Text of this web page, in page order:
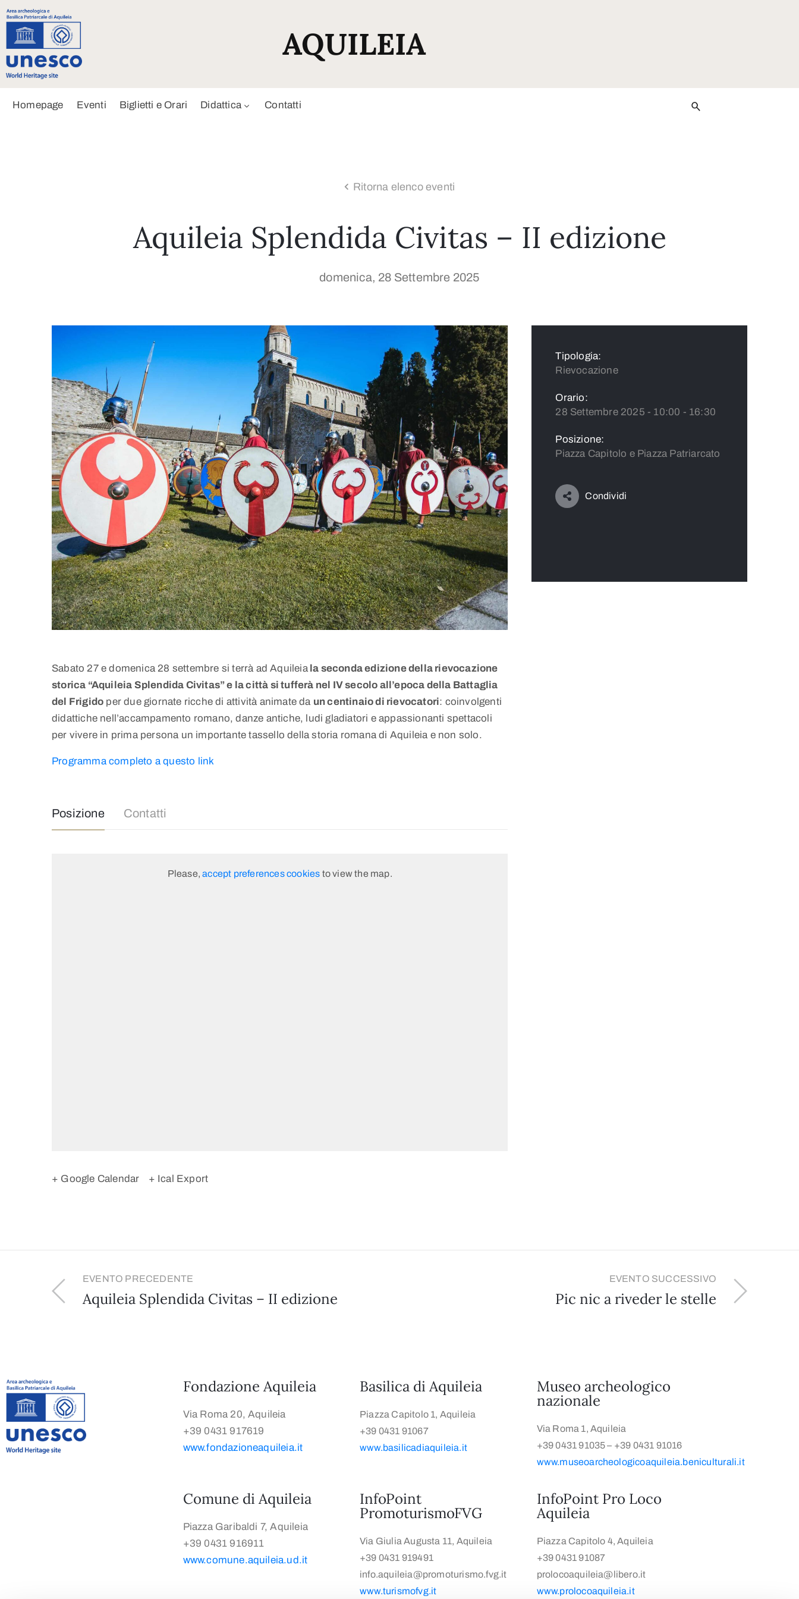
AQUILEIA
Homepage Eventi Biglietti e Orari Didattica Contatti
Ritorna elenco eventi
Aquileia Splendida Civitas – II edizione
domenica, 28 Settembre 2025
Sabato 27 e domenica 28 settembre si terrà ad Aquileiala seconda edizione della rievocazione
storica “Aquileia Splendida Civitas” e la città si tufferà nel IV secolo all’epoca della Battaglia
del Frigido per due giornate ricche di attività animate da un centinaio di rievocatori: coinvolgenti
didattiche nell’accampamento romano, danze antiche, ludi gladiatori e appassionanti spettacoli
per vivere in prima persona un importante tassello della storia romana di Aquileia e non solo.
Programma completo a questo link
Posizione Contatti
Please,accept preferences cookies to view the map.
+ Google Calendar + Ical Export
Tipologia:
Rievocazione
Orario:
28 Settembre 2025 - 10:00 - 16:30
Posizione:
Piazza Capitolo e Piazza Patriarcato
Condividi
EVENTO PRECEDENTE
Aquileia Splendida Civitas – II edizione
EVENTO SUCCESSIVO
Pic nic a riveder le stelle
Fondazione Aquileia
Via Roma 20, Aquileia
+39 0431 917619
www.fondazioneaquileia.it
Basilica di Aquileia
Piazza Capitolo 1, Aquileia
+39 0431 91067
www.basilicadiaquileia.it
Museo archeologico
nazionale
Via Roma 1, Aquileia
+39 0431 91035 – +39 0431 91016
www.museoarcheologicoaquileia.beniculturali.it
Comune di Aquileia
Piazza Garibaldi 7, Aquileia
+39 0431 916911
www.comune.aquileia.ud.it
InfoPoint
PromoturismoFVG
Via Giulia Augusta 11, Aquileia
+39 0431 919491
info.aquileia@promoturismo.fvg.it
www.turismofvg.it
InfoPoint Pro Loco
Aquileia
Piazza Capitolo 4, Aquileia
+39 0431 91087
prolocoaquileia@libero.it
www.prolocoaquileia.it